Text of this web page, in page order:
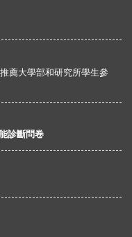
薦大學部和研究所學生參
診斷問卷